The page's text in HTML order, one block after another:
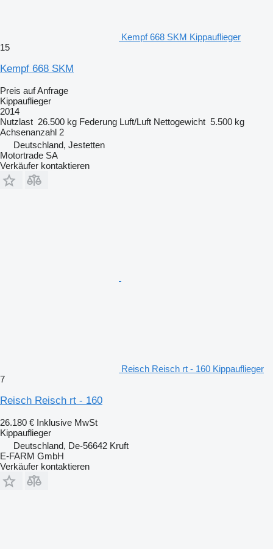
Kempf 668 SKM Kippauflieger
15
Kempf 668 SKM
Preis auf Anfrage
Kippauflieger
2014
Nutzlast 26.500 kg Federung Luft/Luft Nettogewicht 5.500 kg
Achsenanzahl 2
Deutschland, Jestetten
Motortrade SA
Verkäufer kontaktieren
Reisch Reisch rt - 160 Kippauflieger
7
Reisch Reisch rt - 160
26.180 € Inklusive MwSt
Kippauflieger
Deutschland, De-56642 Kruft
E-FARM GmbH
Verkäufer kontaktieren